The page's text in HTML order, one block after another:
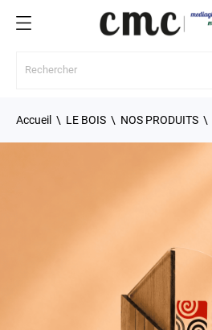
Accueil LE BOIS NOS PRODUITS